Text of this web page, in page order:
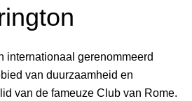
internationaal gerenommeerd
van duurzaamheid en
van de fameuze Club van Rome.